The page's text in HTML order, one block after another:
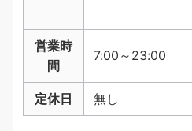
営業時
間
7:00～23:00
定休日 無し